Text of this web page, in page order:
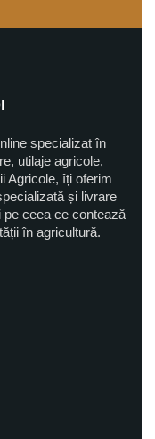
specializat în
utilaje agricole,
Agricole, îți oferim
și livrare
ceea ce contează
în agricultură.